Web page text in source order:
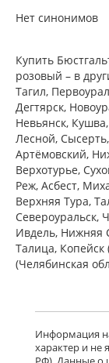
Нет синонимов
Купить
розовый – в
Тагил,
Дегтярск,
Невьянск,
Лесной,
Артёмовский,
Верхотурье,
Реж, Асбест,
Верхняя Тура,
Североуральск,
Ивдель, Нижняя
Талица, Копейск
(Челябинская
Информация
характер и не